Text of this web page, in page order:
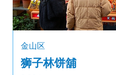
金山区
狮子林饼舖